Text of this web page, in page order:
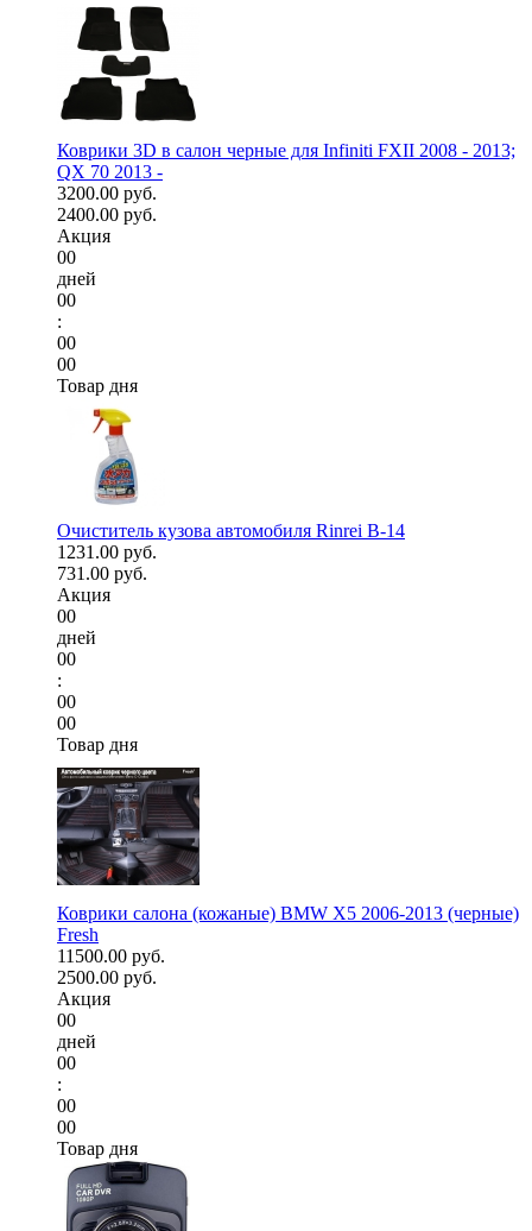
Коврики 3D в салон черные для Infiniti FXII 2008 - 2013;
QX 70 2013 -
3200.00 руб.
2400.00 руб.
Акция
00
дней
00
:
00
00
Товар дня
Очиститель кузова автомобиля Rinrei B-14
1231.00 руб.
731.00 руб.
Акция
00
дней
00
:
00
00
Товар дня
Коврики салона (кожаные) BMW X5 2006-2013 (черные)
Fresh
11500.00 руб.
2500.00 руб.
Акция
00
дней
00
:
00
00
Товар дня